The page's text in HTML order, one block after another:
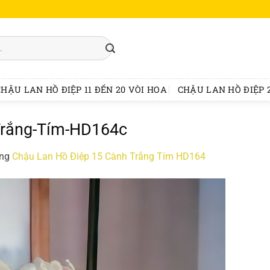
LAN HỒ ĐIỆP 11 ĐẾN 20 VÒI HOA CHẬU LAN HỒ ĐIỆP
Tím-HD164c
Chậu Lan Hồ Điệp 15 Cành Trắng Tím HD164